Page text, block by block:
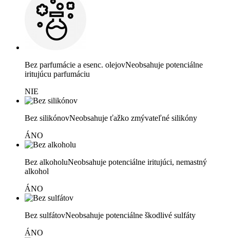
Bez parfumácie a esenc. olejovNeobsahuje potenciálne
iritujúcu parfumáciu
NIE
Bez silikónovNeobsahuje ťažko zmývateľné silikóny
ÁNO
Bez alkoholuNeobsahuje potenciálne iritujúci, nemastný
alkohol
ÁNO
Bez sulfátovNeobsahuje potenciálne škodlivé sulfáty
ÁNO